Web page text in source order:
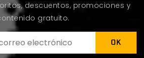
descuentos, promociones y
gratuito.